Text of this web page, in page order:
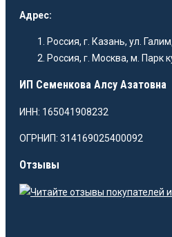
Адрес:
Россия, г. Казань, ул.
Россия, г. Москва, м. Парк
ИП Семенкова Алсу Азатовна
ИНН: 165041908232
ОГРНИП: 314169025400092
Отзывы